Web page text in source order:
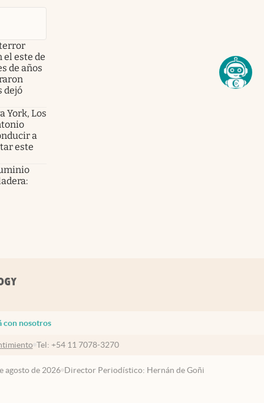
el este de
de años
dejó
York, Los
a
este
con nosotros
Tel: +54 11 7078-3270
agosto de 2026 Director Periodístico: Hernán de Goñi